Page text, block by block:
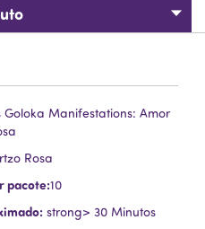
Manifestations: Amor
Rosa
pacote:10
strong> 30 Minutos